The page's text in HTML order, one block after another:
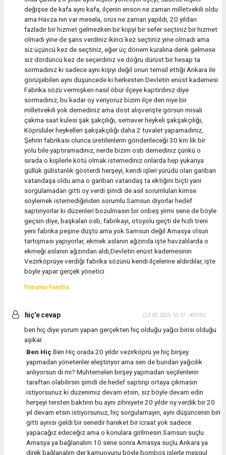
değişse de kafa aynı kafa, ilçenin enson ne zaman milletvekili oldu
ama Havza nın var mesela, orüs ne zaman yapıldı, 20 yıldan
fazladır bir hizmet gelmezken bir kişiyi bir sefer seçtiniz bir hizmet
olmadı yine de şans verdiniz ikinci kez seçtiniz yine olmadı ama
siz üçüncü kez de seçtiniz, eğer üç dönem kuralına denk gelmese
siz dördüncü kez de seçerdiniz ve doğru dürüst bir hesap ta
sormadınız ki sadece aynı kişiyi değil onun temsil ettiği Ankara ile
görüşebilen aynı düşüncede ki herkesten Devletin enüst kademesi
Fabrika sözü vermişken nasıl öbür ilçeye kaptırdınız diye
sormadınız, bu kadar oy veriyoruz bizim ilçe den niye bir
milletvekili yok demediniz ama dost alışverişte görsün misali
çakma saat kulesi şak şakçılığı, semaver heykeli şakşakçılığı,
Köprülüler heykelleri şakşakçılığı daha 2 tuvalet yapamadınız,
Şehrin fabrikası olunca üretilenlerin gönderileceği 30 km lik bir
yolu bile yaptıramadınız, nerde bizim osb demediniz çünkü o
sırada o kişilerle kötü olmak istemediniz onlarda hep yukarıya
güllük gülistanlık gösterdi herşeyi, kendi işleri yürüdü olan gariban
vatandaşa oldu ama o gariban vatandaş ta ektiğini biçti yani
sorgulamadan gitti oy verdi şimdi de asıl sorumluları kimse
söylemek istemediğinden sorumlu Samsun diyorlar hedef
saptırıyorlar ki düzenleri bozulmasın bir onbeş yirmi sene de böyle
geçsin diye, başkaları osb, fabrikayı, otoyolu geçti de hızlı treni
yeni fabrika peşine düştü ama yok Samsun değil Amasya olsun
tartışması yapıyorlar, ekmek aslanın ağzında işte havzalılarda o
ekmeği aslanın ağzından aldı,Devletin enüst kademesinin
Vezirköprüye verdiği fabrika sözünü kendi ilçelerine aldırdılar, işte
böyle yapar gerçek yönetici
Yorumu Yanıtla
hiç'e cevap (23.05.2025 10:17 - #3593)
ben hiç diye yorum yapan gerçekten hiç olduğu yağcı birisi olduğu
aşikar.
Ben Hiç Ben Hiç orada 20 yıldır vezirköprü ye hiç birşey
yapmadan yönetenler eleştiriyor ama sen de bundan yağcılık
anlıyorsun di mi? Muhtemelen birşey yapmadan seçilenlerin
taraftarı olabilirsin şimdi de hedef saptırıp ortaya çıkmasın
istiyorsunuz ki düzenimiz devam etsin, siz böyle devam edin
herşeyi tersten baktırın bu aynı zihniyete 20 yıldır oy verdik bir 20
yıl devam etsin istiyorsunuz, hiç sorgulamayın, aynı düşüncenin biri
gitti aynısı geldi bir senedir hareket bir icraat yok sadece
yapacağız edeceğiz ama o konulara girilmesin Samsun suçlu
Amasya ya bağlanalım 10 sene sonra Amasya suçlu Ankara ya
direk bağlanalım der kamuoyunu böyle bomboş işlerle meşgul